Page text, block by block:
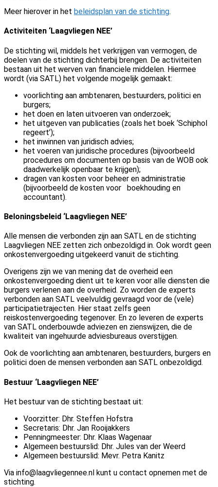
Meer hierover in het beleidsplan van de stichting.
Activiteiten ‘Laagvliegen NEE’
De stichting wil, middels het verkrijgen van vermogen, de
doelen van de stichting dichterbij brengen. De activiteiten
bestaan uit het werven van financiele middelen. Hiermee
wordt (via SATL) het volgende mogelijk gemaakt:
voorlichting aan ambtenaren, bestuurders, politici en
burgers;
het doen en laten uitvoeren van onderzoek;
het uitgeven van publicaties (zoals het boek ‘Schiphol
regeert’);
het inwinnen van juridisch advies;
het voeren van juridische procedures (bijvoorbeeld
procedures om documenten op basis van de WOB ook
daadwerkelijk openbaar te krijgen);
dragen van kosten voor beheer en administratie
(bijvoorbeeld de kosten voor boekhouding en
accountant).
Beloningsbeleid ‘Laagvliegen NEE’
Alle mensen die verbonden zijn aan SATL en de stichting
Laagvliegen NEE zetten zich onbezoldigd in. Ook wordt geen
onkostenvergoeding uitgekeerd vanuit de stichting.
Overigens zijn we van mening dat de overheid een
onkostenvergoeding dient uit te keren voor alle diensten die
burgers verlenen aan de overheid. Zo worden de experts
verbonden aan SATL veelvuldig gevraagd voor de (vele)
participatietrajecten. Hier staat zelfs geen
reiskostenvergoeding tegenover. En zo leveren de experts
van SATL onderbouwde adviezen en zienswijzen, die de
kwaliteit van ingehuurde adviesbureaus overstijgen.
Ook de voorlichting aan ambtenaren, bestuurders, burgers en
politici doen de mensen verbonden aan SATL onbezoldigd.
Bestuur ‘Laagvliegen NEE’
Het bestuur van de stichting bestaat uit:
Voorzitter: Dhr. Steffen Hofstra
Secretaris: Dhr. Jan Rooijakkers
Penningmeester: Dhr. Klaas Wagenaar
Algemeen bestuurslid: Dhr. Jules van der Weerd
Algemeen bestuurslid: Mevr. Petra Kanitz
Via info@laagvliegennee.nl kunt u contact opnemen met de
stichting.